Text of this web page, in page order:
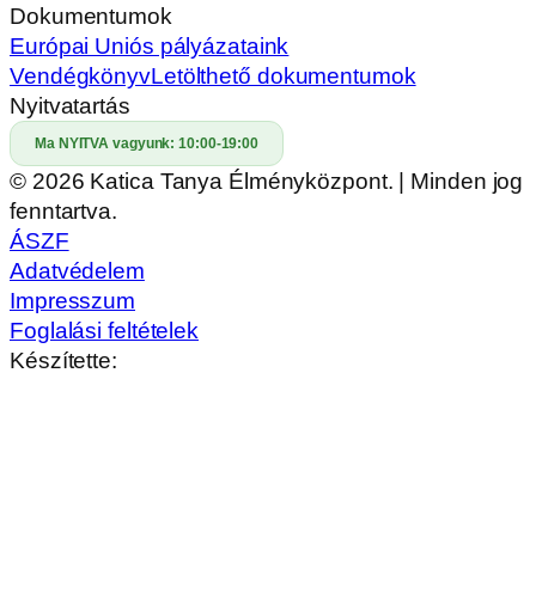
Dokumentumok
Európai Uniós pályázataink
VendégkönyvLetölthető dokumentumok
Nyitvatartás
Ma NYITVA vagyunk:10:00-19:00
© 2026 Katica Tanya Élményközpont. | Minden jog
fenntartva.
ÁSZF
Adatvédelem
Impresszum
Foglalási feltételek
Készítette: